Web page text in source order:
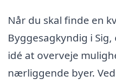
Når du skal finde en
Byggesagkyndig i
idé at overveje
nærliggende byer.